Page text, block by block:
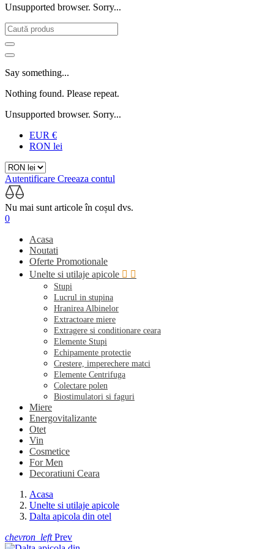
Unsupported browser. Sorry...
Say something...
Nothing found. Please repeat.
Unsupported browser. Sorry...
EUR €
RON lei
Autentificare Creeaza contul
Nu mai sunt articole în coșul dvs.
0
Acasa
Noutati
Oferte Promotionale
Unelte si utilaje apicole  
Stupi
Lucrul in stupina
Hranirea Albinelor
Extractoare miere
Extragere si conditionare ceara
Elemente Stupi
Echipamente protectie
Crestere, imperechere matci
Elemente Centrifuga
Colectare polen
Biostimulatori si faguri
Miere
Energovitalizante
Otet
Vin
Cosmetice
For Men
Decoratiuni Ceara
Acasa
Unelte si utilaje apicole
Dalta apicola din otel
chevron_leftPrev